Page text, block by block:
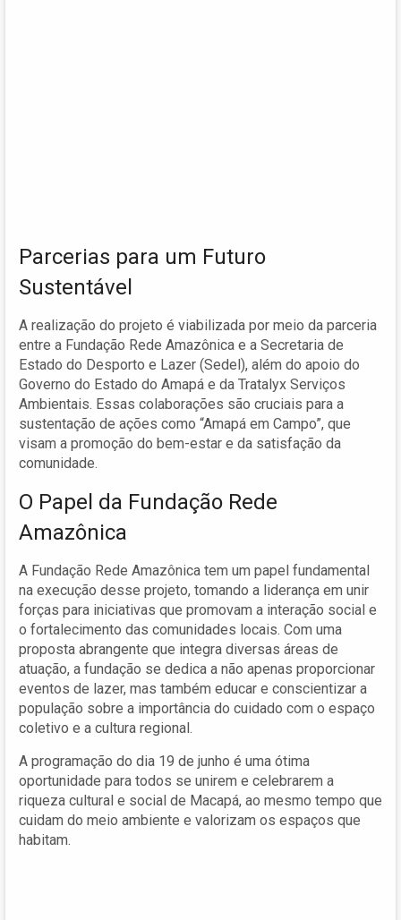
Parcerias para um Futuro
Sustentável
A realização do projeto é viabilizada por meio da parceria
entre a Fundação Rede Amazônica e a Secretaria de
Estado do Desporto e Lazer (Sedel), além do apoio do
Governo do Estado do Amapá e da Tratalyx Serviços
Ambientais. Essas colaborações são cruciais para a
sustentação de ações como “Amapá em Campo”, que
visam a promoção do bem-estar e da satisfação da
comunidade.
O Papel da Fundação Rede
Amazônica
A Fundação Rede Amazônica tem um papel fundamental
na execução desse projeto, tomando a liderança em unir
forças para iniciativas que promovam a interação social e
o fortalecimento das comunidades locais. Com uma
proposta abrangente que integra diversas áreas de
atuação, a fundação se dedica a não apenas proporcionar
eventos de lazer, mas também educar e conscientizar a
população sobre a importância do cuidado com o espaço
coletivo e a cultura regional.
A programação do dia 19 de junho é uma ótima
oportunidade para todos se unirem e celebrarem a
riqueza cultural e social de Macapá, ao mesmo tempo que
cuidam do meio ambiente e valorizam os espaços que
habitam.